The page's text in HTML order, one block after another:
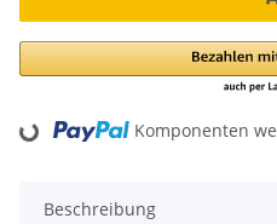
Loading... Komponenten
Beschreibung